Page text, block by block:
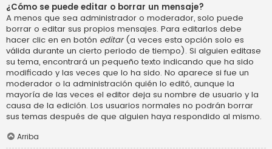
¿Cómo se puede editar o borrar un mensaje?
A menos que sea administrador o moderador, solo puede
borrar o editar sus propios mensajes. Para editarlos debe
hacer clic en en botón editar(a veces esta opción solo es
válida durante un cierto periodo de tiempo). Si alguien editase
su tema, encontrará un pequeño texto indicando que ha sido
modificado y las veces que lo ha sido. No aparece si fue un
moderador o la administración quién lo editó, aunque la
mayoría de las veces el editor deja su nombre de usuario y la
causa de la edición. Los usuarios normales no podrán borrar
sus temas después de que alguien haya respondido al mismo.
Arriba